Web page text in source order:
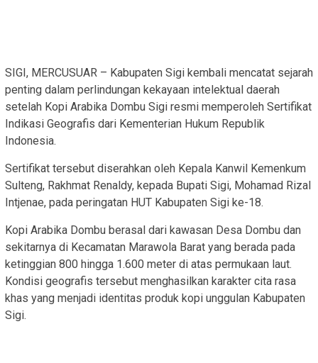
SIGI, MERCUSUAR – Kabupaten Sigi kembali mencatat sejarah
penting dalam perlindungan kekayaan intelektual daerah
setelah Kopi Arabika Dombu Sigi resmi memperoleh Sertifikat
Indikasi Geografis dari Kementerian Hukum Republik
Indonesia.
Sertifikat tersebut diserahkan oleh Kepala Kanwil Kemenkum
Sulteng, Rakhmat Renaldy, kepada Bupati Sigi, Mohamad Rizal
Intjenae, pada peringatan HUT Kabupaten Sigi ke-18.
Kopi Arabika Dombu berasal dari kawasan Desa Dombu dan
sekitarnya di Kecamatan Marawola Barat yang berada pada
ketinggian 800 hingga 1.600 meter di atas permukaan laut.
Kondisi geografis tersebut menghasilkan karakter cita rasa
khas yang menjadi identitas produk kopi unggulan Kabupaten
Sigi.